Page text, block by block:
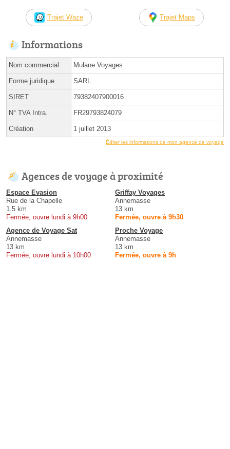
Trajet Waze Trajet Maps
Informations
Nom commercial Mulane Voyages
Forme juridique SARL
SIRET 79382407900016
N° TVA Intra. FR29793824079
Création 1 juillet 2013
Éditer les informations de mon agence de voyage
Agences de voyage à proximité
Espace Evasion
Rue de la Chapelle
1.5 km
Fermée, ouvre lundi à 9h00
Griffay Voyages
Annemasse
13 km
Fermée, ouvre à 9h30
Agence de Voyage Sat
Annemasse
13 km
Fermée, ouvre lundi à 10h00
Proche Voyage
Annemasse
13 km
Fermée, ouvre à 9h